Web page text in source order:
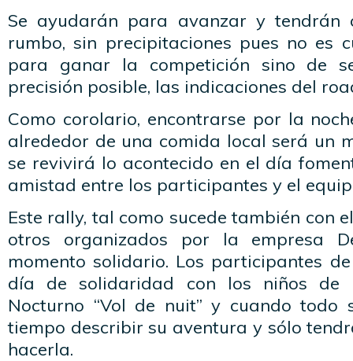
Se ayudarán para avanzar y tendrán
rumbo, sin precipitaciones pues no es
para ganar la competición sino de
precisión posible, las indicaciones del
Como corolario, encontrarse por la
alrededor de una comida local será un
se revivirá lo acontecido en el día
amistad entre los participantes y el
Este rally, tal como sucede también con
otros organizados por la empresa
momento solidario. Los participantes
día de solidaridad con los niños de
Nocturno “Vol de nuit” y cuando todo
tiempo describir su aventura y sólo
hacerla.